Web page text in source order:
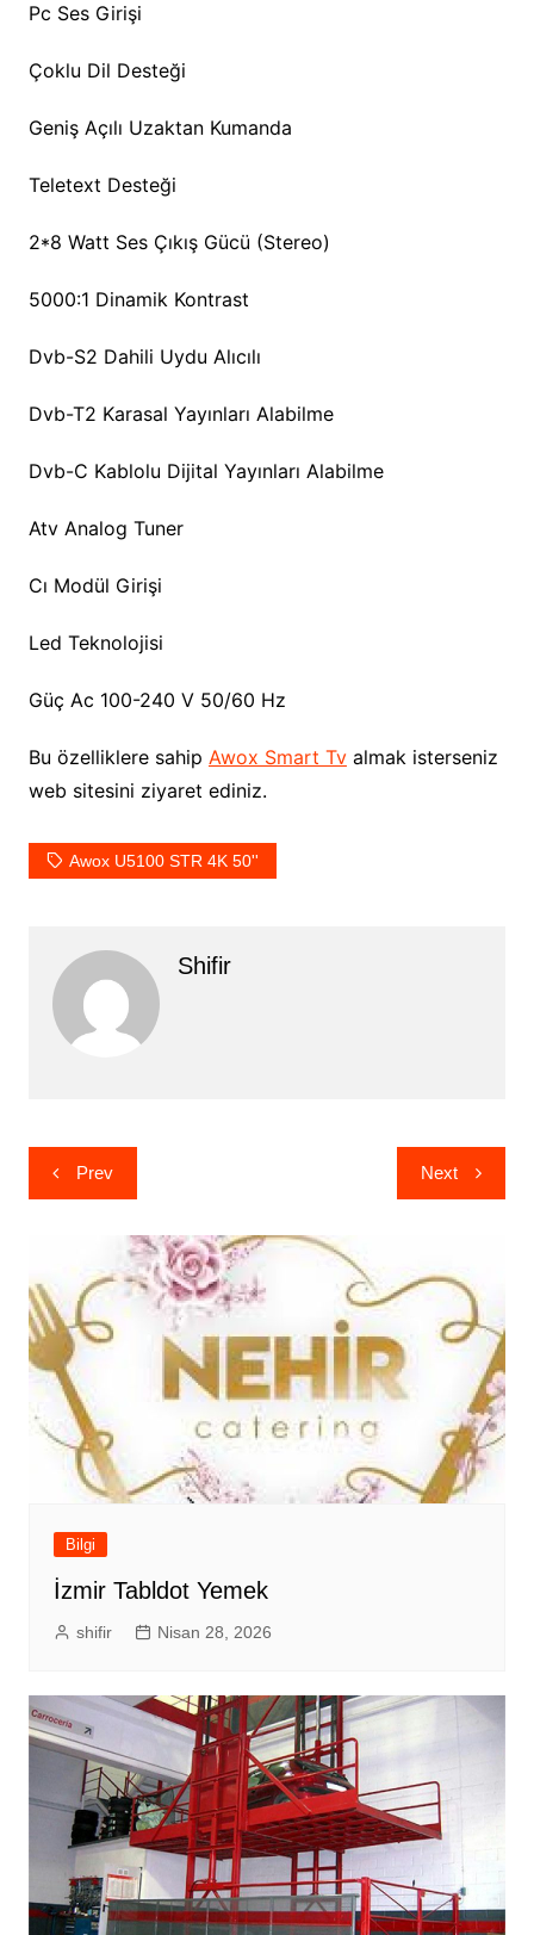
Pc Ses Girişi
Çoklu Dil Desteği
Geniş Açılı Uzaktan Kumanda
Teletext Desteği
2*8 Watt Ses Çıkış Gücü (Stereo)
5000:1 Dinamik Kontrast
Dvb-S2 Dahili Uydu Alıcılı
Dvb-T2 Karasal Yayınları Alabilme
Dvb-C Kablolu Dijital Yayınları Alabilme
Atv Analog Tuner
Cı Modül Girişi
Led Teknolojisi
Güç Ac 100-240 V 50/60 Hz
Bu özelliklere sahip Awox Smart Tvalmak isterseniz
web sitesini ziyaret ediniz.
Awox U5100 STR 4K 50''
Shifir
Yazı
gezinmesi
Prev Next
Bilgi
İzmir Tabldot Yemek
shifir Nisan 28, 2026